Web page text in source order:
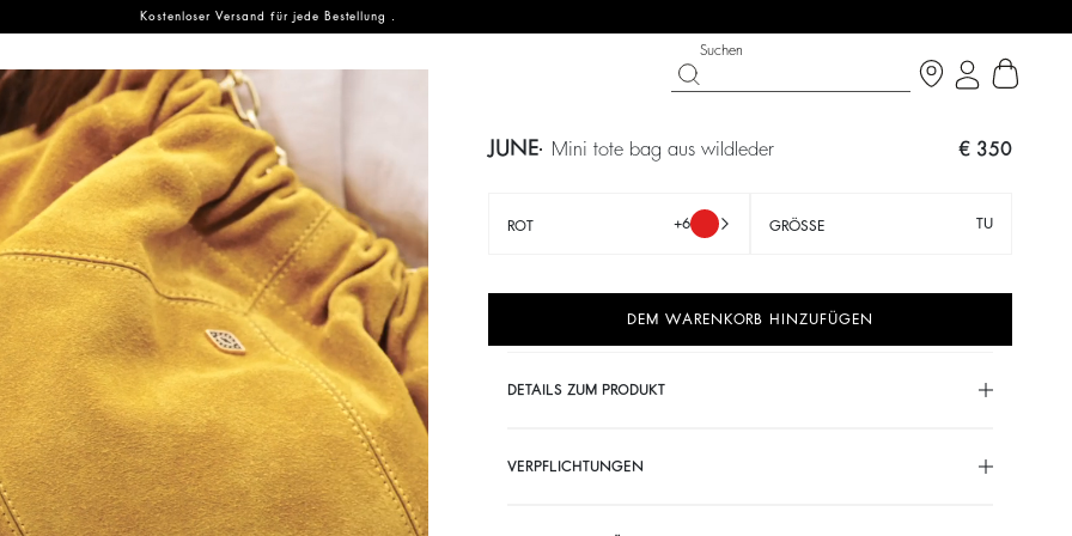
Kostenloser Versand für jede Bestellung .
ENTDECKEN
Neue Saison NEW
Festivalauswahl NEW
Muttertag
Partywear Kollektion
Wellness collection
NEUE SAISON
Entdecken
Family
Fringe Swing
Youyou
HANDTASCHEN
Entdecken Entdecken
ba&sh-Familie
NACHHALTIGKEIT
Unser Verpflichtungen
Planet
Materialien
Partnerseite
Kreislaufwirtschaft
Gemeinschaft
Suchen
JUNE mini tote bag aus wildleder € 350
ROT +6 GRÖSSE TU
DEM WARENKORB HINZUFÜGEN
DETAILS ZUM PRODUKT
VERPFLICHTUNGEN